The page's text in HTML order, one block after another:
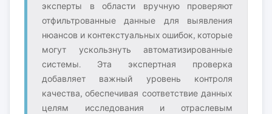
эксперты в области вручную проверяют
отфильтрованные данные для выявления
нюансов и контекстуальных ошибок, которые
могут ускользнуть автоматизированные
системы. Эта экспертная проверка
добавляет важный уровень контроля
качества, обеспечивая соответствие данных
целям исследования и отраслевым